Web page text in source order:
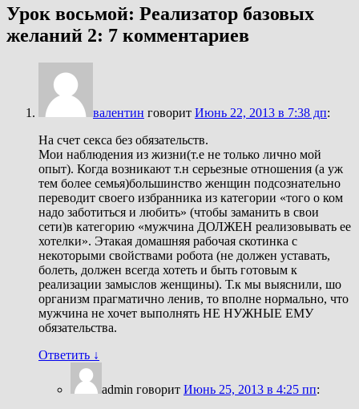
Урок восьмой: Реализатор базовых
желаний 2: 7 комментариев
валентин говорит Июнь 22, 2013 в 7:38 дп:
На счет секса без обязательств.
Мои наблюдения из жизни(т.е не только лично мой
опыт). Когда возникают т.н серьезные отношения (а уж
тем более семья)большинство женщин подсознательно
переводит своего избранника из категории «того о ком
надо заботиться и любить» (чтобы заманить в свои
сети)в категорию «мужчина ДОЛЖЕН реализовывать ее
хотелки». Этакая домашняя рабочая скотинка с
некоторыми свойствами робота (не должен уставать,
болеть, должен всегда хотеть и быть готовым к
реализации замыслов женщины). Т.к мы выяснили, шо
организм прагматично ленив, то вполне нормально, что
мужчина не хочет выполнять НЕ НУЖНЫЕ ЕМУ
обязательства.
Ответить ↓
admin говорит Июнь 25, 2013 в 4:25 пп: